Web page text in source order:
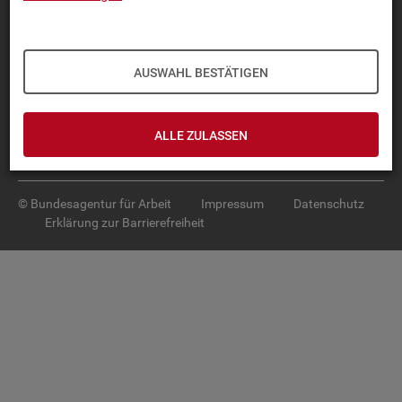
AUSWAHL BESTÄTIGEN
ALLE ZULASSEN
TOP-PRO­DUK­TE
SER­VICE
© Bundesagentur für Arbeit Impressum
Datenschutz
Erklärung zur Barrierefreiheit